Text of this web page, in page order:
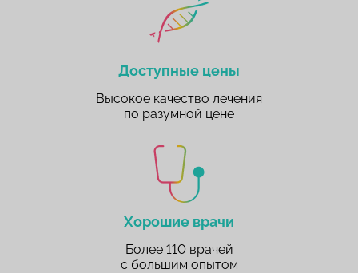
Доступные цены
Высокое качество лечения
по разумной цене
Хорошие врачи
Более 110 врачей
с большим опытом